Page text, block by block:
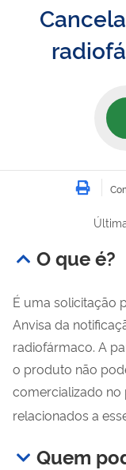
O que é?
É uma solicitação
Anvisa da
radiofármaco. A
o produto não
comercializado no
relacionados a
Quem